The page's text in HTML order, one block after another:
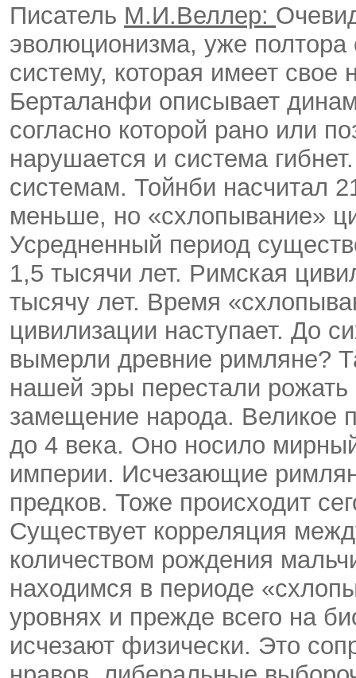
Писатель М.И.Веллер:
эволюционизма, уже полтора
систему, которая имеет свое
Берталанфи описывает
согласно которой рано или
нарушается и система
системам. Тойнби насчитал
меньше, но «схлопывание»
Усредненный период
1,5 тысячи лет. Римская
тысячу лет. Время
цивилизации наступает. До
вымерли древние римляне?
нашей эры перестали
замещение народа. Великое
до 4 века. Оно носило
империи. Исчезающие
предков. Тоже происходит
Существует корреляция
количеством рождения
находимся в периоде
уровнях и прежде всего на
исчезают физически. Это